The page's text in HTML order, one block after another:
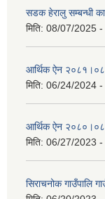
सडक हेरालु सम्बन्धी
मिति: 08/07/2025
आर्थिक ऐन
मिति: 06/24/2024
आर्थिक ऐन
मिति: 06/27/2023
सिराचनोक गाउँपालि